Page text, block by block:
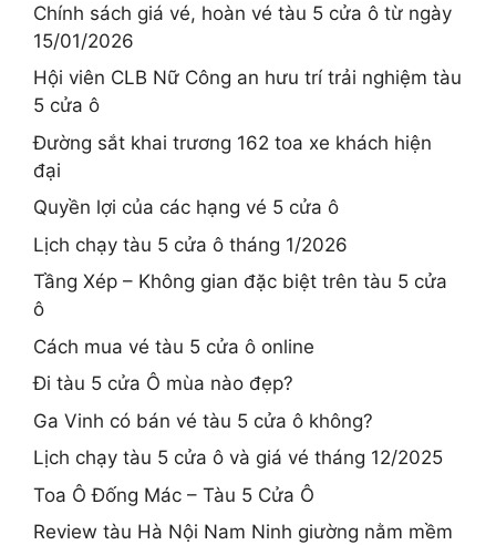
Chính sách giá vé, hoàn vé tàu 5 cửa ô từ ngày
15/01/2026
Hội viên CLB Nữ Công an hưu trí trải nghiệm tàu
5 cửa ô
Đường sắt khai trương 162 toa xe khách hiện
đại
Quyền lợi của các hạng vé 5 cửa ô
Lịch chạy tàu 5 cửa ô tháng 1/2026
Tầng Xép – Không gian đặc biệt trên tàu 5 cửa
ô
Cách mua vé tàu 5 cửa ô online
Đi tàu 5 cửa Ô mùa nào đẹp?
Ga Vinh có bán vé tàu 5 cửa ô không?
Lịch chạy tàu 5 cửa ô và giá vé tháng 12/2025
Toa Ô Đống Mác – Tàu 5 Cửa Ô
Review tàu Hà Nội Nam Ninh giường nằm mềm